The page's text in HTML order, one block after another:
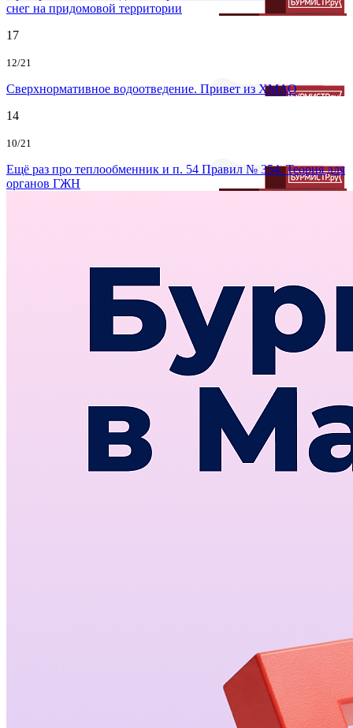
снег на придомовой территории
17
12/21
Сверхнормативное водоотведение. Привет из ХМАО
14
10/21
Ещё раз про теплообменник и п. 54 Правил № 354. Теория для
органов ГЖН